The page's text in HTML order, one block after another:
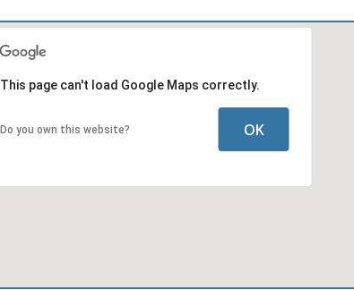
This page can't load Google Maps correctly.
Do you own this website? OK